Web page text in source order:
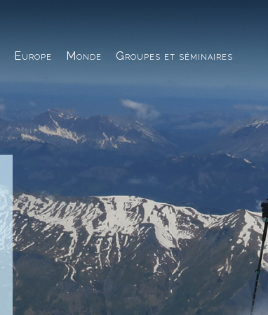
Europe Monde Groupes et séminaires